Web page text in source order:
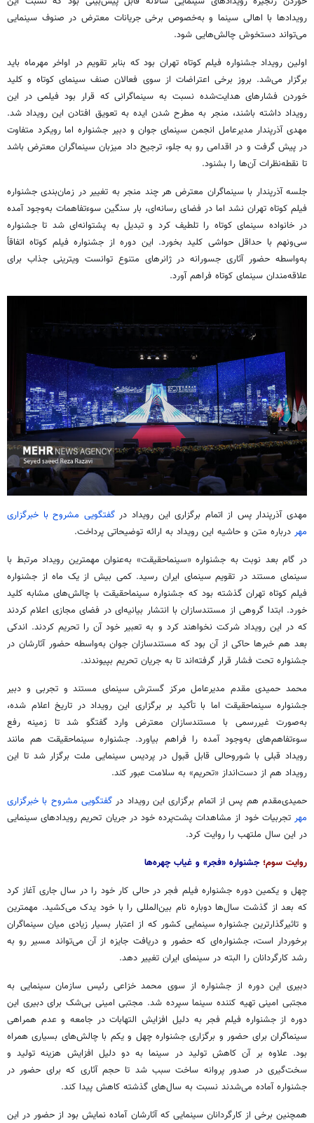
رویدادها با اهالی سینما و به‌خصوص برخی جریانات معترض در صنوف سینمایی
می‌تواند دستخوش چالش‌هایی شود.
اولین رویداد جشنواره فیلم کوتاه تهران بود که بنابر تقویم در اواخر مهرماه باید
برگزار می‌شد. بروز برخی اعتراضات از سوی فعالان صنف سینمای کوتاه و کلید
خوردن فشارهای هدایت‌شده نسبت به سینماگرانی که قرار بود فیلمی در این
رویداد داشته باشند، منجر به مطرح شدن ایده به تعویق افتادن این رویداد شد.
مهدی آذرپندار مدیرعامل انجمن سینمای جوان و دبیر جشنواره اما رویکرد متفاوت
در پیش گرفت و در اقدامی رو به جلو، ترجیح داد میزبان سینماگران معترض باشد
تا نقطه‌نظرات آن‌ها را بشنود.
جلسه آذرپندار با سینماگران معترض هر چند منجر به تغییر در زمان‌بندی جشنواره
فیلم کوتاه تهران نشد اما در فضای رسانه‌ای، بار سنگین سوءتفاهمات به‌وجود آمده
در خانواده سینمای کوتاه را تلطیف کرد و تبدیل به پشتوانه‌ای شد تا جشنواره
سی‌ونهم با حداقل حواشی کلید بخورد. این دوره از جشنواره فیلم کوتاه اتفاقاً
به‌واسطه حضور آثاری جسورانه در ژانرهای متنوع توانست ویترینی جذاب برای
علاقه‌مندان سینمای کوتاه فراهم آورد.
مهدی آذرپندار پس از اتمام برگزاری این رویداد در گفتگویی مشروح با خبرگزاری
مهر درباره متن و حاشیه این رویداد به ارائه توضیحاتی پرداخت.
در گام بعد نوبت به جشنواره «سینماحقیقت» به‌عنوان مهمترین رویداد مرتبط با
سینمای مستند در تقویم سینمای ایران رسید. کمی بیش از یک ماه از جشنواره
فیلم کوتاه تهران گذشته بود که جشنواره سینماحقیقت با چالش‌های مشابه کلید
خورد. ابتدا گروهی از مستندسازان با انتشار بیانیه‌ای در فضای مجازی اعلام کردند
که در این رویداد شرکت نخواهند کرد و به تعبیر خود آن را تحریم کردند. اندکی
بعد هم خبرها حاکی از آن بود که مستندسازان جوان به‌واسطه حضور آثارشان در
جشنواره تحت فشار قرار گرفته‌اند تا به جریان تحریم بپیوندند.
محمد حمیدی مقدم مدیرعامل مرکز گسترش سینمای مستند و تجربی و دبیر
جشنواره سینماحقیقت اما با تأکید بر برگزاری این رویداد در تاریخ اعلام شده،
به‌صورت غیررسمی با مستندسازان معترض وارد گفتگو شد تا زمینه رفع
سوءتفاهم‌های به‌وجود آمده را فراهم بیاورد. جشنواره سینماحقیقت هم مانند
رویداد قبلی با شوروحالی قابل قبول در پردیس سینمایی ملت برگزار شد تا این
رویداد هم از دست‌انداز «تحریم» به سلامت عبور کند.
حمیدی‌مقدم هم پس از اتمام برگزاری این رویداد در گفتگویی مشروح با خبرگزاری
مهر تجربیات خود از مشاهدات پشت‌پرده خود در جریان تحریم رویدادهای سینمایی
در این سال ملتهب را روایت کرد.
روایت سوم؛ جشنواره «فجر» و غیاب چهره‌ها
چهل و یکمین دوره جشنواره فیلم فجر در حالی کار خود را در سال جاری آغاز کرد
که بعد از گذشت سال‌ها دوباره نام بین‌المللی را با خود یدک می‌کشید. مهمترین
و تاثیرگذارترین جشنواره سینمایی کشور که از اعتبار بسیار زیادی میان سینماگران
برخوردار است، جشنواره‌ای که حضور و دریافت جایزه از آن می‌تواند مسیر رو به
رشد کارگردانان را البته در سینمای ایران تغییر دهد.
دبیری این دوره از جشنواره از سوی محمد خزاعی رئیس سازمان سینمایی به
مجتبی امینی تهیه کننده سینما سپرده شد. مجتبی امینی بی‌شک برای دبیری این
دوره از جشنواره فیلم فجر به دلیل افزایش التهابات در جامعه و عدم همراهی
سینماگران برای حضور و برگزاری جشنواره چهل و یکم با چالش‌های بسیاری همراه
بود. علاوه بر آن کاهش تولید در سینما به دو دلیل افزایش هزینه تولید و
سخت‌گیری در صدور پروانه ساخت سبب شد تا حجم آثاری که برای حضور در
جشنواره آماده می‌شدند نسبت به سال‌های گذشته کاهش پیدا کند.
همچنین برخی از کارگردانان سینمایی که آثارشان آماده نمایش بود از حضور در این